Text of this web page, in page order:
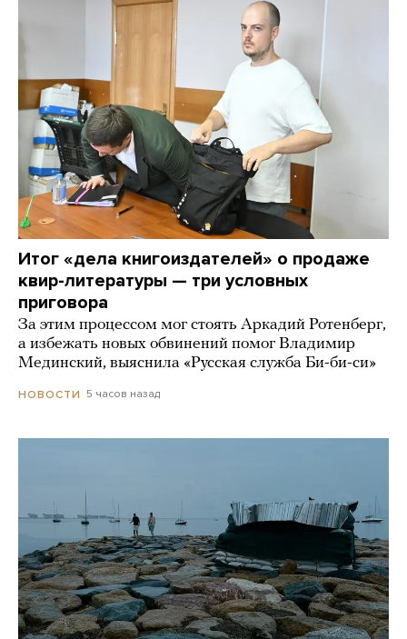
Итог «дела книгоиздателей» о продаже
квир-литературы — три условных
приговора
За этим процессом мог стоять Аркадий Ротенберг,
а избежать новых обвинений помог Владимир
Мединский, выяснила «Русская служба Би-би-си»
НОВОСТИ 5 часов назад